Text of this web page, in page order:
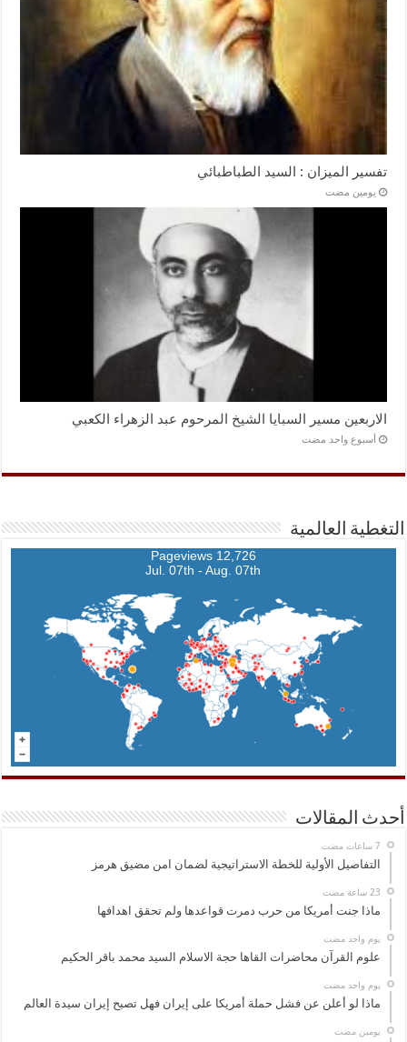
تفسير الميزان : السيد الطباطبائي
‏يومين مضت
الاربعين مسير السبايا الشيخ المرحوم عبد الزهراء الكعبي
‏أسبوع واحد مضت
التغطية العالمية
12,726 Pageviews
Jul. 07th - Aug. 07th
أحدث المقالات
التفاصيل الأولية للخطة الاستراتيجية لضمان امن مضيق هرمز
ماذا جنت أمريكا من حرب دمرت قواعدها ولم تحقق اهدافها
‏يوم واحد مضت
علوم القرآن محاضرات القاها حجة الاسلام السيد محمد باقر الحكيم
‏يوم واحد مضت
ماذا لو أعلن عن فشل حملة أمريكا على إيران فهل تصبح إيران سيدة العالم
‏يومين مضت